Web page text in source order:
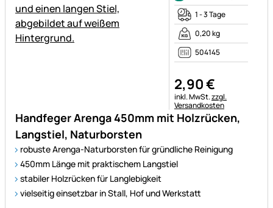
Handfeger Arenga 450mm mit Holzrücken,
Langstiel, Naturborsten
robuste Arenga-Naturborsten für gründliche Reinigung
450mm Länge mit praktischem Langstiel
stabiler Holzrücken für Langlebigkeit
vielseitig einsetzbar in Stall, Hof und Werkstatt
1 - 3 Tage
0,20 kg
504145
2,90€
Steuerhinweis:
inkl. MwSt.zzgl.
Versandkosten